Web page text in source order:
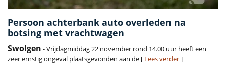
Persoon achterbank auto overleden na
botsing met vrachtwagen
Swolgen - Vrijdagmiddag 22 november rond 14.00 uur heeft een
zeer ernstig ongeval plaatsgevonden aan de [ Lees verder]